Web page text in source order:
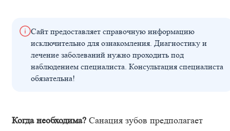
Сайт предоставляет справочную информацию
исключительно для ознакомления. Диагностику и
лечение заболеваний нужно проходить под
наблюдением специалиста. Консультация специалиста
обязательна!
Когда необходима? Санация зубов предполагает